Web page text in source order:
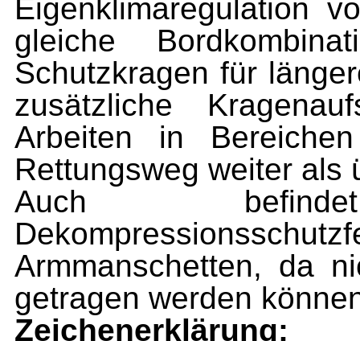
Eigenklimaregulation
gleiche
Schutzkragen für
zusätzliche
Arbeiten in
Rettungsweg weiter als
Auch
Armmanschetten, da
getragen werden
Zeichenerklärung: